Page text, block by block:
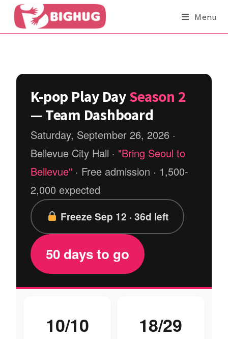
Menu
K-pop Play DaySeason 2
— Team Dashboard
Saturday, September 26, 2026 ·
Bellevue City Hall · "Bring Seoul to
Bellevue" · Free admission · 1,500-
2,000 expected
Freeze Sep 12 · 36d left
50 days to go
10/10 18/29